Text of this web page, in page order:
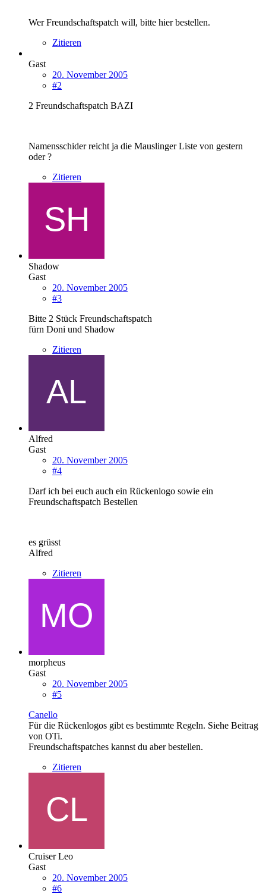
Wer Freundschaftspatch will, bitte hier bestellen.
Zitieren
Gast
20. November 2005
#2
2 Freundschaftspatch BAZI
Namensschider reicht ja die Mauslinger Liste von gestern
oder ?
Zitieren
Shadow
Gast
20. November 2005
#3
Bitte 2 Stück Freundschaftspatch
fürn Doni und Shadow
Zitieren
Alfred
Gast
20. November 2005
#4
Darf ich bei euch auch ein Rückenlogo sowie ein
Freundschaftspatch Bestellen
es grüsst
Alfred
Zitieren
morpheus
Gast
20. November 2005
#5
Canello
Für die Rückenlogos gibt es bestimmte Regeln. Siehe Beitrag
von OTi.
Freundschaftspatches kannst du aber bestellen.
Zitieren
Cruiser Leo
Gast
20. November 2005
#6